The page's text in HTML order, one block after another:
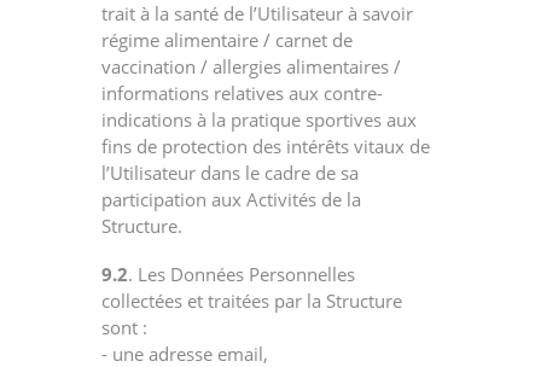
trait à la santé de l’Utilisateur à savoir
régime alimentaire / carnet de
vaccination / allergies alimentaires /
informations relatives aux contre-
indications à la pratique sportives aux
fins de protection des intérêts vitaux de
l’Utilisateur dans le cadre de sa
participation aux Activités de la
Structure.
9.2. Les Données Personnelles
collectées et traitées par la Structure
sont :
- une adresse email,